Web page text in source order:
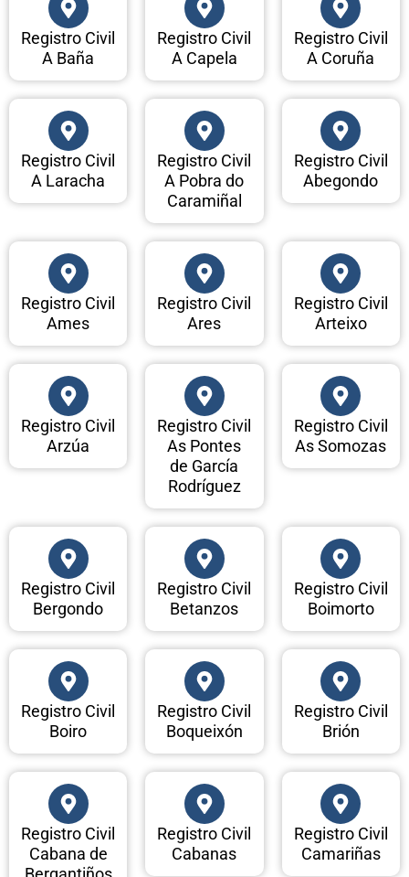
Registro Civil
A Baña
Registro Civil
A Capela
Registro Civil
A Coruña
Registro Civil
A Laracha
Registro Civil
A Pobra do
Caramiñal
Registro Civil
Abegondo
Registro Civil
Ames
Registro Civil
Ares
Registro Civil
Arteixo
Registro Civil
Arzúa
Registro Civil
As Pontes
de García
Rodríguez
Registro Civil
As Somozas
Registro Civil
Bergondo
Registro Civil
Betanzos
Registro Civil
Boimorto
Registro Civil
Boiro
Registro Civil
Boqueixón
Registro Civil
Brión
Registro Civil
Cabana de
Registro Civil
Cabanas
Registro Civil
Camariñas